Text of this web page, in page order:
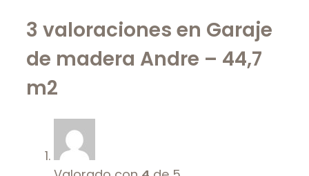
3 valoraciones en Garaje
de madera Andre – 44,7
m2